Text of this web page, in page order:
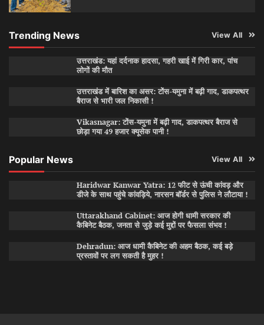
Trending News View All
उत्तराखंड: यहां दर्दनाक हादसा, गहरी खाई में गिरी कार, पांच
लोगों की मौत
उत्तराखंड में बारिश का असर: टोंस-यमुना में बढ़ी गाद, डाकपत्थर
बैराज से भारी जल निकासी !
Vikasnagar: टोंस-यमुना में बढ़ी गाद, डाकपत्थर बैराज से
छोड़ा गया 49 हजार क्यूसेक पानी !
Popular News View All
Haridwar Kanwar Yatra: 12 फीट से ऊंची कांवड़ और
डीजे के साथ पहुंचे कांवड़िये, नारसन बॉर्डर से पुलिस ने लौटाया !
Uttarakhand Cabinet: आज होगी धामी सरकार की
कैबिनेट बैठक, जनता से जुड़े कई मुद्दों पर फैसला संभव !
Dehradun: आज धामी कैबिनेट की अहम बैठक, कई बड़े
प्रस्तावों पर लग सकती है मुहर !